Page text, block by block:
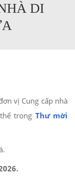
DI
vị Cung cấp nhà
trong Thư mời